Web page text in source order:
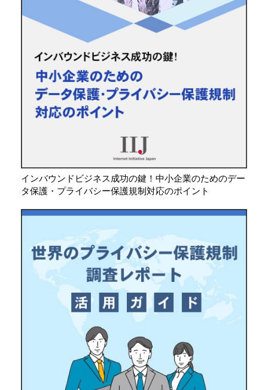
インバウンドビジネス成功の鍵！中小企業のためのデー
タ保護・プライバシー保護規制対応のポイント